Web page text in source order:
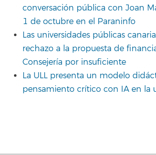
conversación pública con Joan
1 de octubre en el Paraninfo
Las universidades públicas
rechazo a la propuesta de
Consejería por insuficiente
La ULL presenta un modelo
pensamiento crítico con IA en la